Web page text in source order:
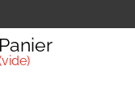
Panier